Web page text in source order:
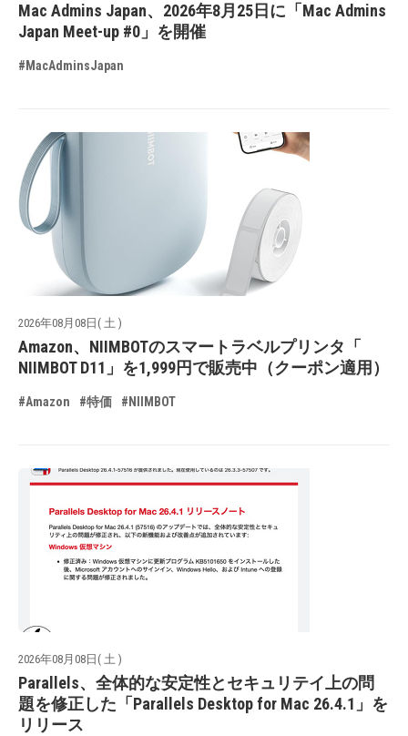
Mac Admins Japan、2026年8月25日に「Mac Admins
Japan Meet-up #0」を開催
#MacAdminsJapan
2026年08月08日( 土 )
Amazon、NIIMBOTのスマートラベルプリンタ「
NIIMBOT D11」を1,999円で販売中（クーポン適用）
#Amazon #特価 #NIIMBOT
2026年08月08日( 土 )
Parallels、全体的な安定性とセキュリテイ上の問
題を修正した「Parallels Desktop for Mac 26.4.1」を
リリース